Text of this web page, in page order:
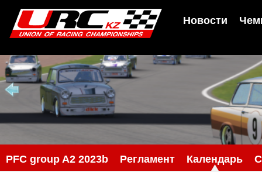
Новости
PFС group A2 2023b Регламент Календарь